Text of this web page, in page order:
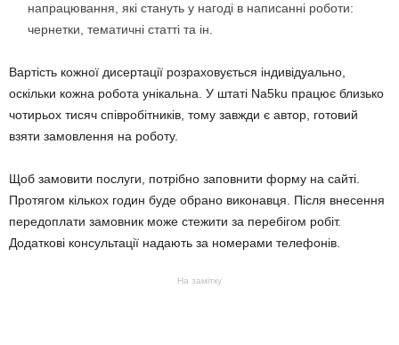
напрацювання, які стануть у нагоді в написанні роботи:
чернетки, тематичні статті та ін.
Вартість кожної дисертації розраховується індивідуально,
оскільки кожна робота унікальна. У штаті Na5ku працює близько
чотирьох тисяч співробітників, тому завжди є автор, готовий
взяти замовлення на роботу.
Щоб замовити послуги, потрібно заповнити форму на сайті.
Протягом кількох годин буде обрано виконавця. Після внесення
передоплати замовник може стежити за перебігом робіт.
Додаткові консультації надають за номерами телефонів.
На замітку